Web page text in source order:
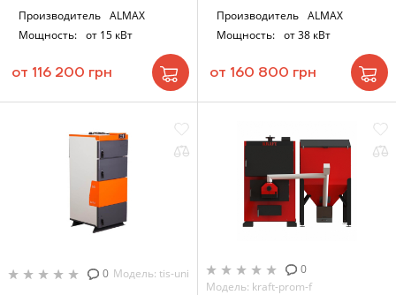
Производитель ALMAX
Мощность: от 15 кВт
от 116 200 грн
Производитель ALMAX
Мощность: от 38 кВт
от 160 800 грн
0 Модель: tis-uni
0
Модель: kraft-prom-f